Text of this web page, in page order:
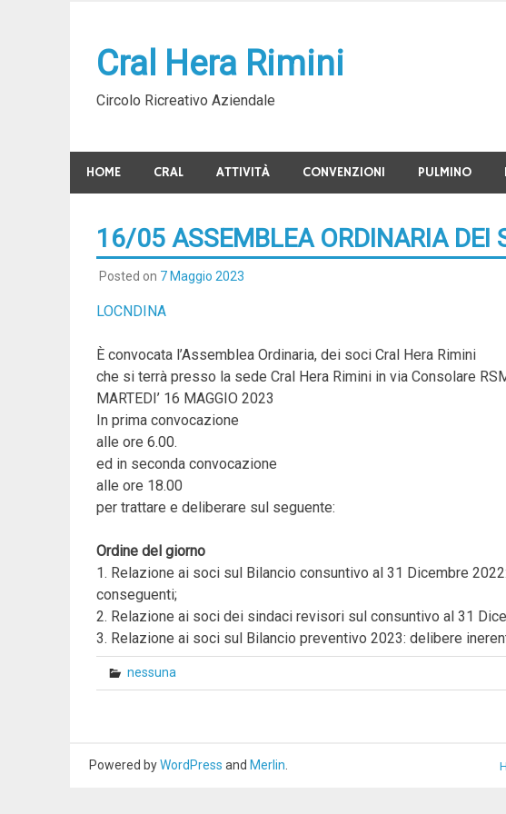
contentCral Hera Rimini
Circolo Ricreativo Aziendale
HOME CRAL ATTIVITÀ CONVENZIONI PULMINO
16/05 ASSEMBLEA ORDINARIA DEI
Posted on 7 Maggio 2023
LOCNDINA
È convocata l’Assemblea Ordinaria, dei soci Cral Hera Rimini
che si terrà presso la sede Cral Hera Rimini in via Consolare
MARTEDI’ 16 MAGGIO 2023
In prima convocazione
alle ore 6.00.
ed in seconda convocazione
alle ore 18.00
per trattare e deliberare sul seguente:
Ordine del giorno
1. Relazione ai soci sul Bilancio consuntivo al 31 Dicembre
conseguenti;
2. Relazione ai soci dei sindaci revisori sul consuntivo al 31
3. Relazione ai soci sul Bilancio preventivo 2023: delibere
nessuna
Powered byWordPress and Merlin